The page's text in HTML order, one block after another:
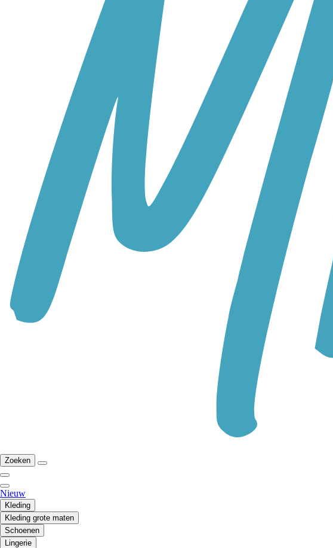
Zoeken
Nieuw
Kleding
Kleding grote maten
Schoenen
Lingerie